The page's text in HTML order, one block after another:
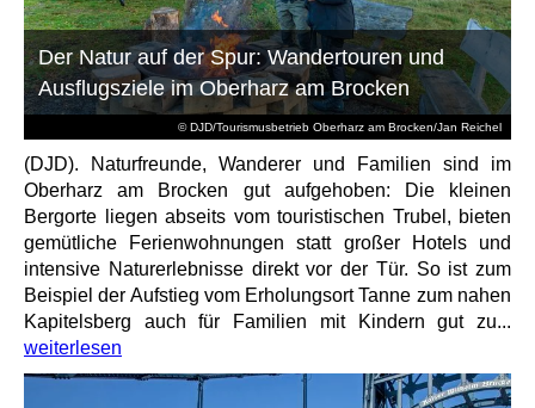
© DJD/Tourismusbetrieb Oberharz am Brocken/Jan Reichel
Der Natur auf der Spur: Wandertouren und
Ausflugsziele im Oberharz am Brocken
(DJD). Naturfreunde, Wanderer und Familien sind im
Oberharz am Brocken gut aufgehoben: Die kleinen
Bergorte liegen abseits vom touristischen Trubel, bieten
gemütliche Ferienwohnungen statt großer Hotels und
intensive Naturerlebnisse direkt vor der Tür. So ist zum
Beispiel der Aufstieg vom Erholungsort Tanne zum nahen
Kapitelsberg auch für Familien mit Kindern gut zu...
weiterlesen